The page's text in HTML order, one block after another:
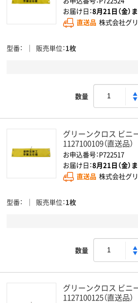
お届け日：8月21日（金）
直送品 株式会社グ
型番 販売単位 1枚
数量
グリーンクロス ビニ
1127100109（直送品）
お申込番号：P722517
お届け日：8月21日（金）
直送品 株式会社グ
型番 販売単位 1枚
数量
グリーンクロス ビニ
1127100125（直送品）